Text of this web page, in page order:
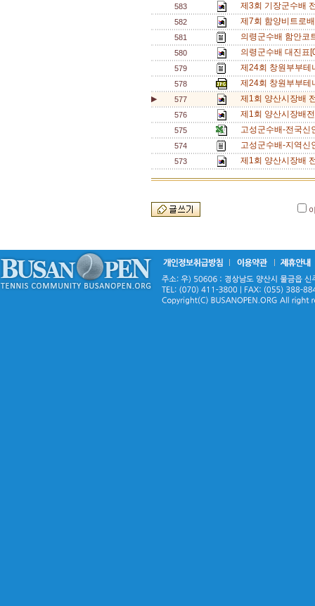
583 제3회 기장군수배
582 제7회 함양비트로
581 의령군수배 함안
580 의령군수배 대진
579 제24회 창원부부
578 제24회 창원부부
▶ 577 제1회 양산시장배
576 제1회 양산시장배
575 고성군수배-전국
574 고성군수배-지역
573 제1회 양산시장배